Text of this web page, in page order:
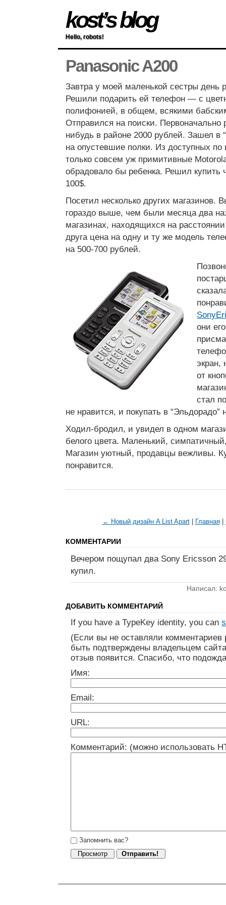
kost’s blog
Hello, robots!
Panasonic A200
Завтра у моей маленькой сестры день
Решили подарить ей телефон — с
полифонией, в общем, всякими
Отправился на поиски. Первоначально
нибудь в районе 2000 рублей. Зашел в
на опустевшие полки. Из доступных по
только совсем уж примитивные
обрадовало бы ребенка. Решил купить
100$.
Посетил несколько других магазинов.
гораздо выше, чем были месяца два
магазинах, находящихся на
друга цена на одну и ту же модель
на 500-700 рублей.
они
экран,
от
стал
не нравится, и покупать в “Эльдорадо”
Ходил-бродил, и увидел в одном
белого цвета. Маленький,
Магазин уютный, продавцы вежливы.
понравится.
← Новый дизайн A List Apart| Главная|
КОММЕНТАРИИ
Вечером пощупал два Sony Ericsson
купил.
Написал:
ДОБАВИТЬ КОММЕНТАРИЙ
If you have a TypeKey identity, you can
(Если вы не оставляли
быть подтверждены владельцем
отзыв появится. Спасибо, что
Имя:
Email:
URL:
Комментарий: (можно использовать
Запомнить вас?